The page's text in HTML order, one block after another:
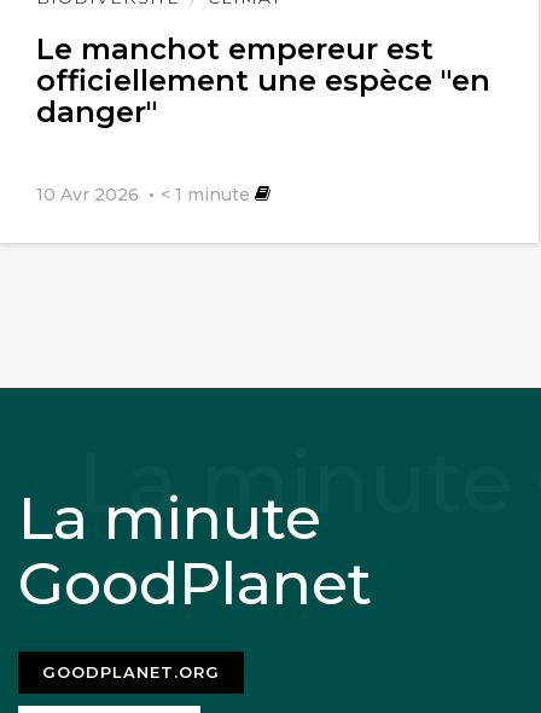
Le manchot empereur est
officiellement une espèce "en
danger"
10 Avr 2026 < 1 minute
La minute
GoodPlanet
GOODPLANET.ORG